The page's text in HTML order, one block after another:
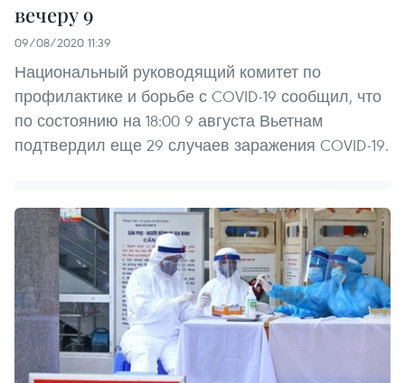
вечеру 9
09/08/2020 11:39
Национальный руководящий комитет по
профилактике и борьбе с COVID-19 сообщил, что
по состоянию на 18:00 9 августа Вьетнам
подтвердил еще 29 случаев заражения COVID-19.